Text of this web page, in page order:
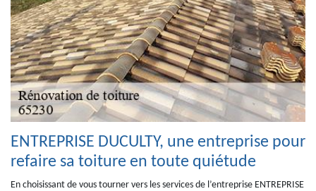
ENTREPRISE DUCULTY, une entreprise pour
refaire sa toiture en toute quiétude
En choisissant de vous tourner vers les services de l’entreprise ENTREPRISE